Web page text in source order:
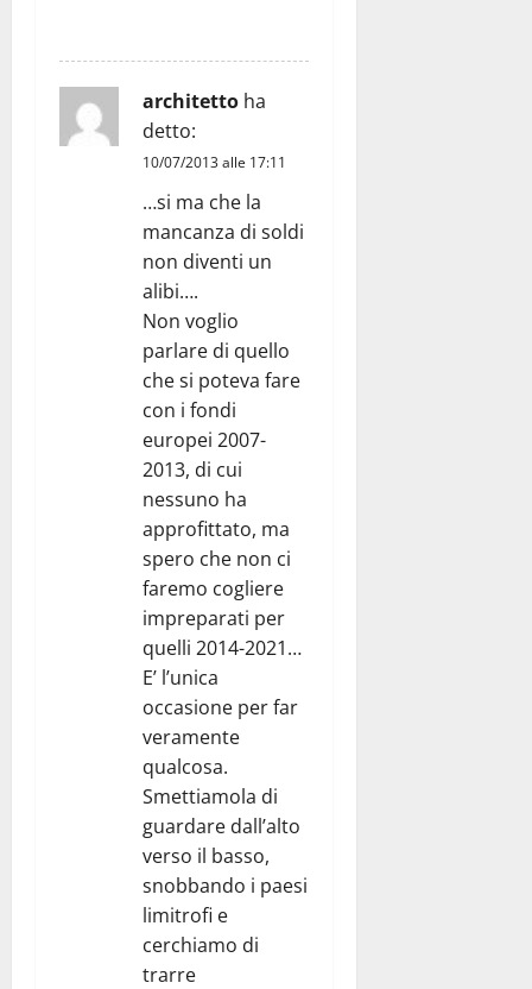
architetto ha
detto:
10/07/2013 alle 17:11
…si ma che la
mancanza di soldi
non diventi un
alibi….
Non voglio
parlare di quello
che si poteva fare
con i fondi
europei 2007-
2013, di cui
nessuno ha
approfittato, ma
spero che non ci
faremo cogliere
impreparati per
quelli 2014-2021…
E’ l’unica
occasione per far
veramente
qualcosa.
Smettiamola di
guardare dall’alto
verso il basso,
snobbando i paesi
limitrofi e
cerchiamo di
trarre